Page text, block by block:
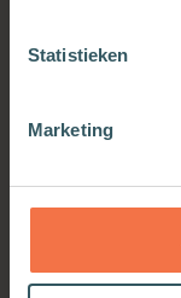
Statistieken
Marketing